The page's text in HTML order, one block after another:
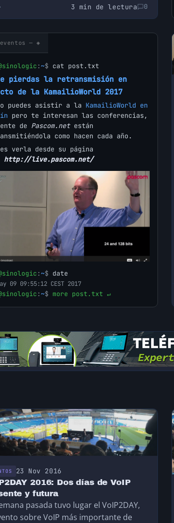
3 min de lectura 0
eventos — ◈
: ~$ cat post.txt
pierdas la retransmisión en
de la KamailioWorld 2017
puedes asistir a la KamailioWorld en
pero te interesan las conferencias,
de Pascom.netestán
como hacen cada año.
verla desde su página
http://live.pascom.net/
: ~$ date
09 09:55:12 CEST 2017
: ~$ more post.txt ↵
23 Nov 2016
2016: Dos días de VoIP
y futura
pasada tuvo lugar el VoIP2DAY,
sobre VoIP más importante de